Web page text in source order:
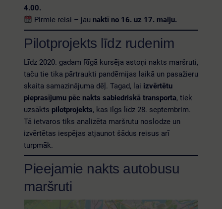
4.00.
Pirmie reisi – jau naktī no 16. uz 17. maiju.
Pilotprojekts līdz rudenim
Līdz 2020. gadam Rīgā kursēja astoņi nakts maršruti,
taču tie tika pārtraukti pandēmijas laikā un pasažieru
skaita samazinājuma dēļ. Tagad, lai izvērtētu
pieprasījumu pēc nakts sabiedriskā transporta, tiek
uzsākts pilotprojekts, kas ilgs līdz 28. septembrim.
Tā ietvaros tiks analizēta maršrutu noslodze un
izvērtētas iespējas atjaunot šādus reisus arī
turpmāk.
Pieejamie nakts autobusu
maršruti